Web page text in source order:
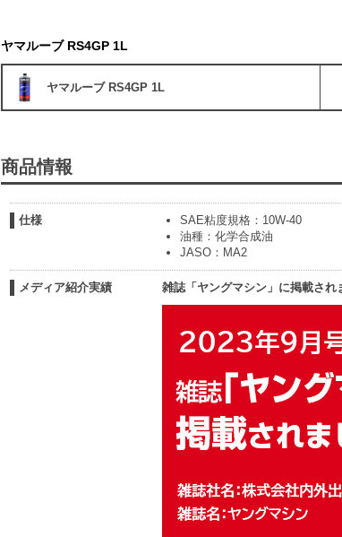
ヤマルーブ RS4GP 1L
ヤマルーブ RS4GP 1L
商品情報
仕様
SAE粘度規格：10W-40
油種：化学合成油
JASO：MA2
メディア紹介実績 雑誌「ヤングマシン」に掲載され